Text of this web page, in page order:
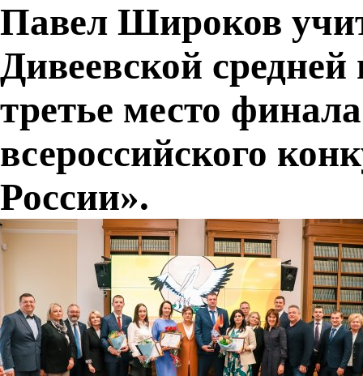
Павел Широков
Дивеевской
третье место
всероссийского
России».